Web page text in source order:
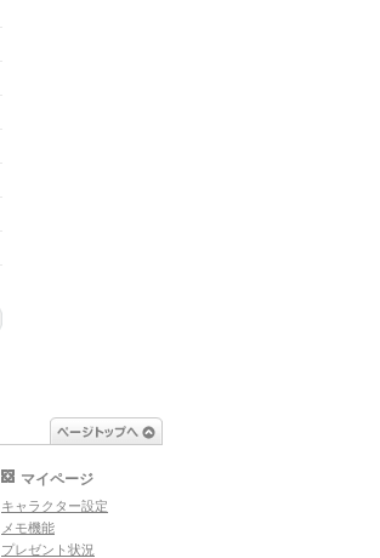
マイページ
キャラクター設定
メモ機能
プレゼント状況